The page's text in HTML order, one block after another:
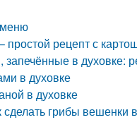
рецепт с
запечённые в духовке:
в духовке
в духовке
сделать грибы вешенки